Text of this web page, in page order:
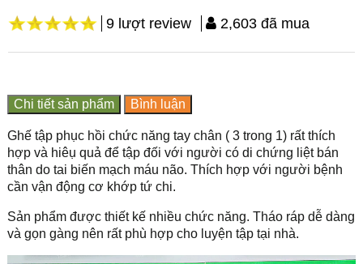
9 lượt review
2,603 đã mua
Chi tiết sản phẩm Bình luận
Ghế tập phục hồi chức năng tay chân ( 3 trong 1) rất thích
hợp và hiêụ quả để tập đối với người có di chứng liệt bán
thân do tai biến mạch máu não. Thích hợp với người bệnh
cần vận động cơ khớp tứ chi.
Sản phẩm được thiết kế nhiều chức năng. Tháo ráp dễ dàng
và gọn gàng nên rất phù hợp cho luyện tập tại nhà.